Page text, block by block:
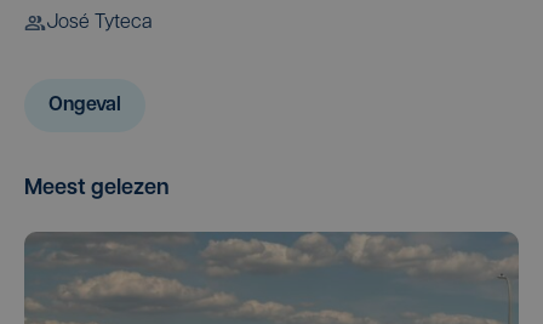
José Tyteca
Ongeval
Meest gelezen